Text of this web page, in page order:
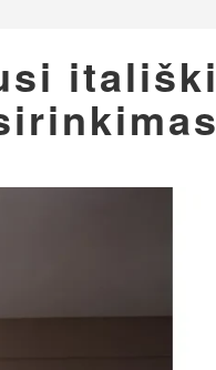
itališki